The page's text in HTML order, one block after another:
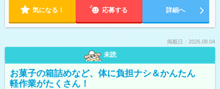
気になる！ 応募する 詳細へ
掲載日：2026.08.04
未読
お菓子の箱詰めなど、体に負担ナシ＆かんたん
軽作業がたくさん！